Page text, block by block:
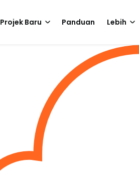
Projek Baru Panduan Lebih